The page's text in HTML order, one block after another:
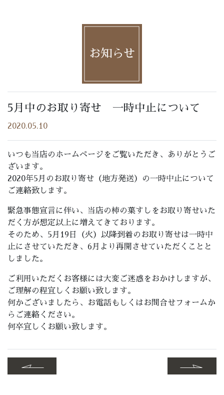
お知らせ
5月中のお取り寄せ 一時中止について
2020.05.10
いつも当店のホームページをご覧いただき、ありがとうご
ざいます。
2020年5月のお取り寄せ（地方発送）の一時中止について
ご連絡致します。
緊急事態宣言に伴い、当店の柿の葉すしをお取り寄せいた
だく方が想定以上に増えてきております。
そのため、5月19日（火）以降到着のお取り寄せは一時中
止にさせていただき、6月より再開させていただくことと
しました。
ご利用いただくお客様には大変ご迷惑をおかけしますが、
ご理解の程宜しくお願い致します。
何かございましたら、お電話もしくはお問合せフォームか
らご連絡ください。
何卒宜しくお願い致します。